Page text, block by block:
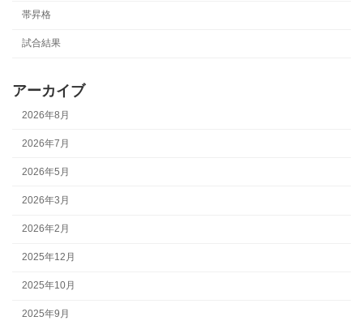
帯昇格
試合結果
アーカイブ
2026年8月
2026年7月
2026年5月
2026年3月
2026年2月
2025年12月
2025年10月
2025年9月